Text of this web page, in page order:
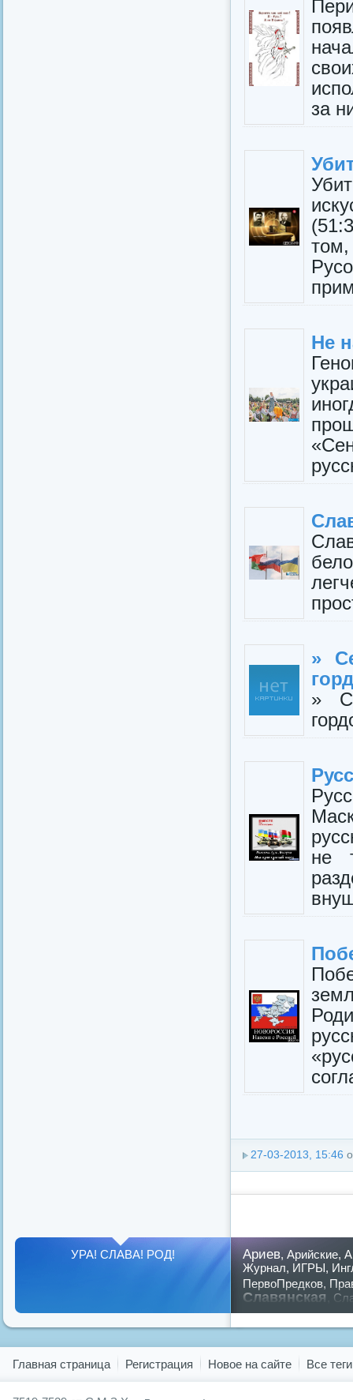
за
Не
»
»
не
27-03-2013, 15:46
Ариев, Арийские,
Журнал, ИГРЫ,
ПервоПредков,
Славянская
предков,путин,
УРА! СЛАВА! РОД!
Главная страница Регистрация Новое на сайте Все теги